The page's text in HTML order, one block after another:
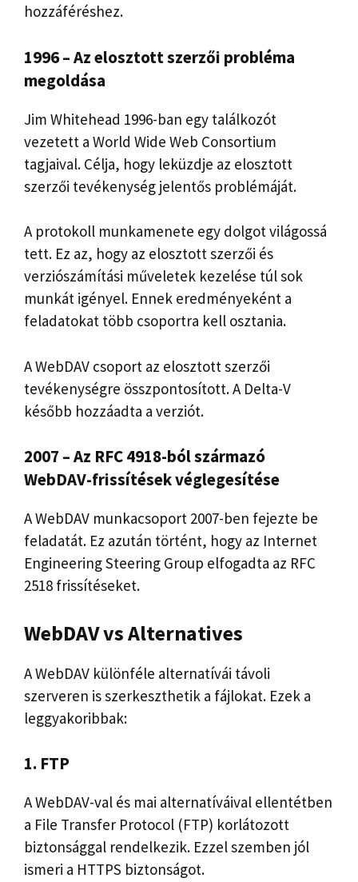
hozzáféréshez.
1996 – Az elosztott szerzői probléma
megoldása
Jim Whitehead 1996-ban egy találkozót
vezetett a World Wide Web Consortium
tagjaival. Célja, hogy leküzdje az elosztott
szerzői tevékenység jelentős problémáját.
A protokoll munkamenete egy dolgot világossá
tett. Ez az, hogy az elosztott szerzői és
verziószámítási műveletek kezelése túl sok
munkát igényel. Ennek eredményeként a
feladatokat több csoportra kell osztania.
A WebDAV csoport az elosztott szerzői
tevékenységre összpontosított. A Delta-V
később hozzáadta a verziót.
2007 – Az RFC 4918-ból származó
WebDAV-frissítések véglegesítése
A WebDAV munkacsoport 2007-ben fejezte be
feladatát. Ez azután történt, hogy az Internet
Engineering Steering Group elfogadta az RFC
2518 frissítéseket.
WebDAV vs Alternatives
A WebDAV különféle alternatívái távoli
szerveren is szerkeszthetik a fájlokat. Ezek a
leggyakoribbak:
1. FTP
A WebDAV-val és mai alternatíváival ellentétben
a File Transfer Protocol (FTP) korlátozott
biztonsággal rendelkezik. Ezzel szemben jól
ismeri a HTTPS biztonságot.